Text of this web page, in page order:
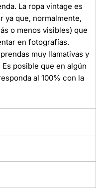
La ropa vintage es
ya que, normalmente,
o menos visibles) que
en fotografías.
muy llamativas y
posible que en algún
al 100% con la